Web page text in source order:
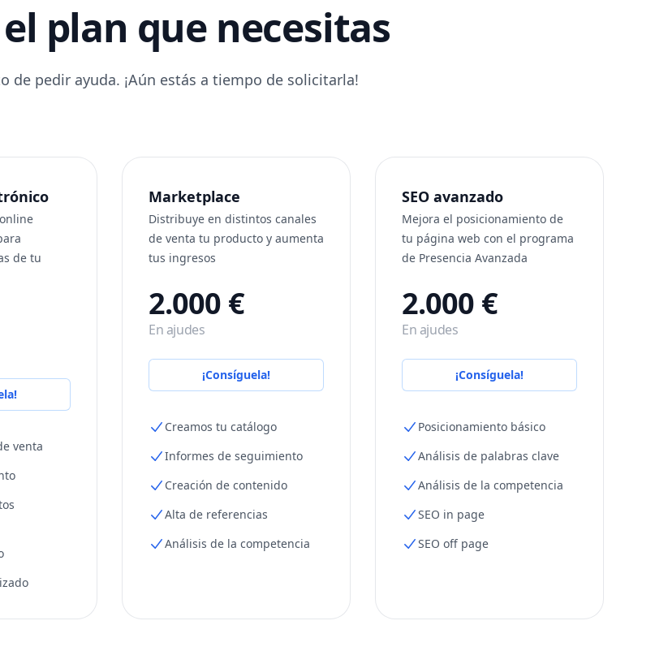
plan que necesitas
de pedir ayuda. ¡Aún estás a tiempo de solicitarla!
de tu
venta
Marketplace
Distribuye en distintos canales
de venta tu producto y aumenta
tus ingresos
2.000 €
En ajudes
¡Consíguela!
Creamos tu catálogo
Informes de seguimiento
Creación de contenido
Alta de referencias
Análisis de la competencia
SEO avanzado
Mejora el posicionamiento de
tu página web con el programa
de Presencia Avanzada
2.000 €
En ajudes
¡Consíguela!
Posicionamiento básico
Análisis de palabras clave
Análisis de la competencia
SEO in page
SEO off page